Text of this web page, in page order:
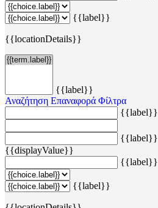
{{label}}
{{locationDetails}}
{{label}}
Αναζήτηση Επαναφορά Φίλτρα
{{label}}
{{label}}
{{displayValue}}
{{label}}
{{label}}